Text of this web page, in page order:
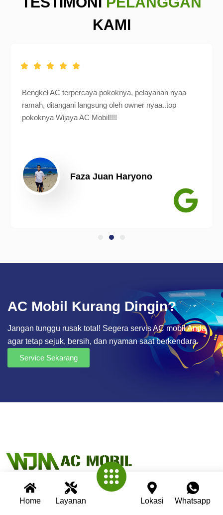
Home Layanan Lokasi Whatsapp
KAMI
Bengkel AC terpercaya pokoknya, pelayanan nyaa
ramah, ditangani langsung oleh owner nyaa..top
pokoknya Wijaya AC Mobil!!!!
Faza Juan Haryono
AC Mobil Kurang Dingin?
Jangan tunggu rusak total! Segera servis AC mobil Anda
agar tetap sejuk, bersih, dan nyaman saat berkendara.
Service Sekarang
Wijaya AC Mobil adalah bengkel spesialis AC mobil yang